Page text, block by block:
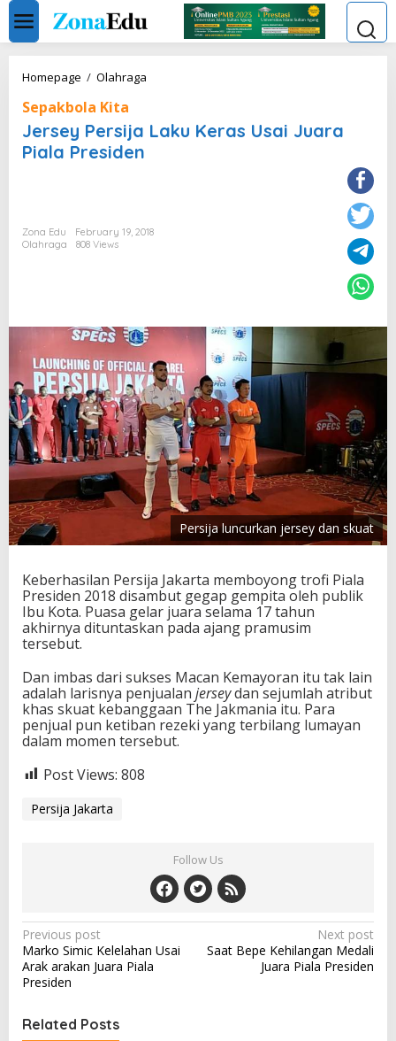
Skip
content
Homepage / Olahraga
Keras
Usai
Sepakbola Kita
Jersey Persija Laku Keras Usai Juara
Piala Presiden
Zona Edu
February 19, 2018
Olahraga
808 Views
Persija luncurkan jersey dan skuat
Keberhasilan Persija Jakarta memboyong trofi Piala
Presiden 2018 disambut gegap gempita oleh publik
Ibu Kota. Puasa gelar juara selama 17 tahun
akhirnya dituntaskan pada ajang pramusim
tersebut.
Dan imbas dari sukses Macan Kemayoran itu tak lain
adalah larisnya penjualan jerseydan sejumlah atribut
khas skuat kebanggaan The Jakmania itu. Para
penjual pun ketiban rezeki yang terbilang lumayan
dalam momen tersebut.
Post Views: 808
Persija Jakarta
Follow Us
Post
navigation
Previous post
Marko Simic Kelelahan Usai
Arak arakan Juara Piala
Presiden
Next post
Saat Bepe Kehilangan Medali
Juara Piala Presiden
Related Posts